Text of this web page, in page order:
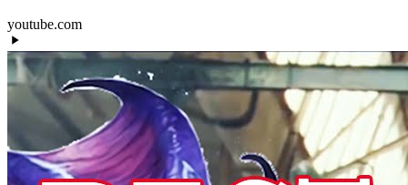
youtube.com